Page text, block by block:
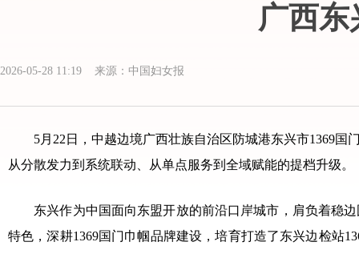
广西东
2026-05-28 11:19 来源：中国妇女报
5月22日，中越边境广西壮族自治区防城港东兴市1369
从分散发力到系统联动、从单点服务到全域赋能的提档升级。
东兴作为中国面向东盟开放的前沿口岸城市，肩负着稳边
特色，深耕1369国门巾帼品牌建设，培育打造了东兴边检站